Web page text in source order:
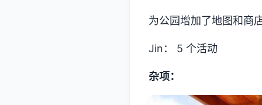
为公园增加了地图和商
Jin： 5 个活动
杂项：